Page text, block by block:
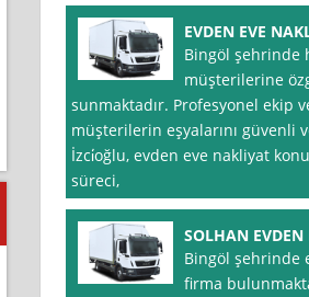
EVDEN EVE
Bingöl şehrinde
müşterilerine
sunmaktadır. Profesyonel ekip
müşterilerin eşyalarını güvenli
İzci̇oğlu, evden eve nakliyat
süreci,
SOLHAN EVDEN
Bingöl şehrinde
firma